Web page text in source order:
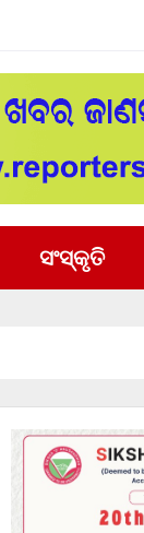
ସଂସ୍କୃତି